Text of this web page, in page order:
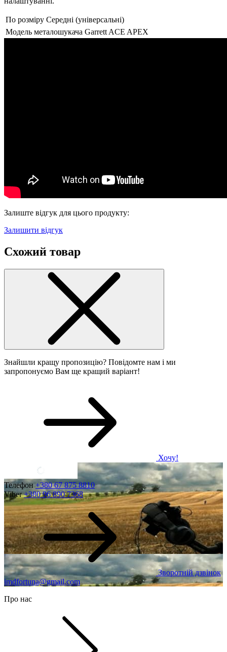
По розміру Середні (універсальні)
Модель металошукача Garrett ACE APEX
Залиште відгук для цього продукту:
Залишити відгук
Схожий товар
Знайшли кращу пропозицію? Повідомте нам і ми
запропонуємо Вам ще кращий варіант!
Хочу!
Телефон+380 67 875 8810
Viber+380 96 890 7368
Зворотній дзвінок
imdfortuna@gmail.com
Про нас